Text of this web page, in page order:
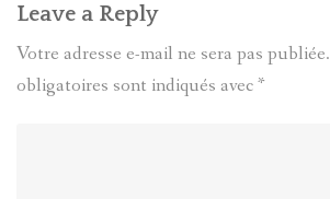
Leave a Reply
Votre adresse e-mail ne sera pas publiée.
obligatoires sont indiqués avec*